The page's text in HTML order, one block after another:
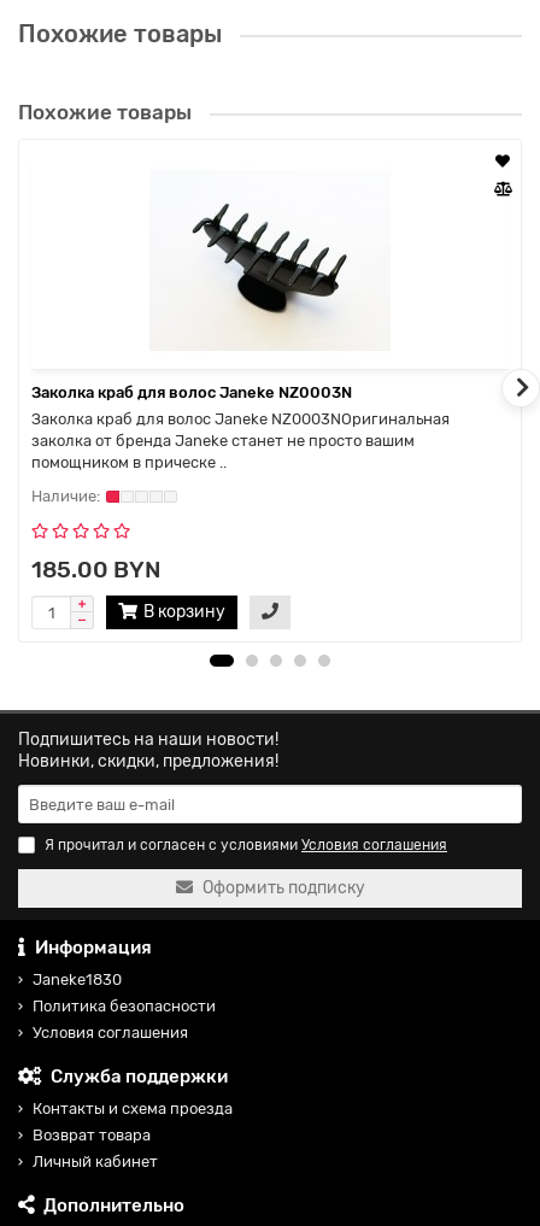
Похожие товары
Похожие товары
Заколка краб для волос Janeke NZ0003N
Заколка краб для волос Janeke NZ0003NОригинальная
заколка от бренда Janeke станет не просто вашим
помощником в прическе ..
185.00 BYN
В корзину
Подпишитесь на наши новости!
Новинки, скидки, предложения!
Я прочитал и согласен с условиями Условия соглашения
Оформить подписку
Информация
Janeke1830
Политика безопасности
Условия соглашения
Служба поддержки
Контакты и схема проезда
Возврат товара
Личный кабинет
Дополнительно